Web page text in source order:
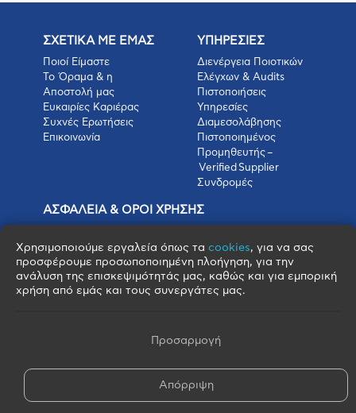
ΣΧΕΤΙΚΑ ΜΕ ΕΜΑΣ
Ποιοί Είμαστε
Το Όραμα & η
Αποστολή μας
Ευκαιρίες Καριέρας
Συχνές Ερωτήσεις
Επικοινωνία
ΥΠΗΡΕΣΙΕΣ
Διενέργεια Ποιοτικών
Ελέγχων & Audits
Πιστοποιήσεις
Υπηρεσίες
Διαμεσολάβησης
Πιστοποιημένος
Προμηθευτής –
Verified Supplier
Συνδρομές
ΑΣΦΑΛΕΙΑ & ΟΡΟΙ ΧΡΗΣΗΣ
Όροι Χρήσης
Όροι Πώλησης
Όροι Αγοράς
Πολιτική Cookies
Χρησιμοποιούμε εργαλεία όπως τα cookies, για να σας
προσφέρουμε προσωποποιημένη πλοήγηση, για την
ανάλυση της επισκεψιμότητάς μας, καθώς και για εμπορική
χρήση από εμάς και τους συνεργάτες μας.
Προσαρμογή
Απόρριψη